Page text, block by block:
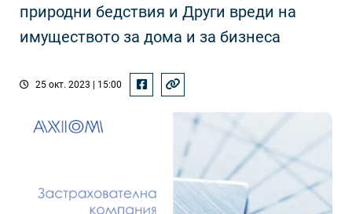
природни бедствия и Други вреди на
имуществото за дома и за бизнеса
25 окт. 2023 | 15:00